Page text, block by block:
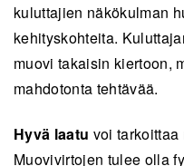
kuluttajien näkökulman
kehityskohteita.
muovi takaisin kiertoon,
mahdotonta tehtävää.
Hyvä laatu voi
Muovivirtojen tulee olla